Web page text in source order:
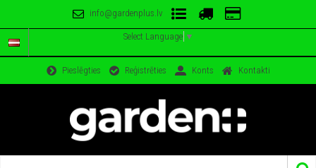
info@gardenplus.lv
Select Language ▼
Pieslēgties Reģistrēties Konts Kontakti